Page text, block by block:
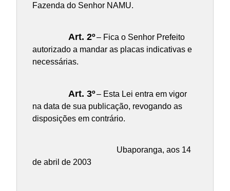
Fazenda do Senhor NAMU.
Art. 2º– Fica o Senhor Prefeito
autorizado a mandar as placas indicativas e
necessárias.
Art. 3º– Esta Lei entra em vigor
na data de sua publicação, revogando as
disposições em contrário.
Ubaporanga, aos 14
de abril de 2003